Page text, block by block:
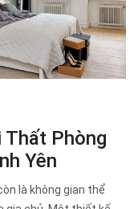
Thất Phòng
Yên
là không gian thể